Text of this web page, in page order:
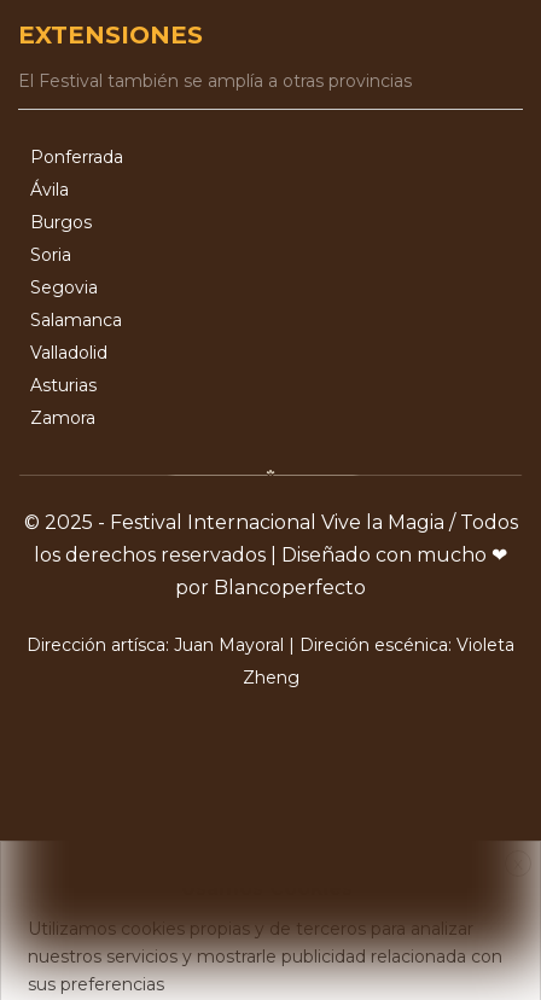
EXTENSIONES
El Festival también se amplía a otras provincias
Ponferrada
Ávila
Burgos
Soria
Segovia
Salamanca
Valladolid
Asturias
Zamora
© 2025 - Festival Internacional Vive la Magia / Todos
los derechos reservados | Diseñado con mucho ❤
por Blancoperfecto
Dirección artísca: Juan Mayoral | Direción escénica: Violeta
Zheng
Utilizamos cookies propias y de terceros para analizar
nuestros servicios y mostrarle publicidad relacionada con
sus preferencias